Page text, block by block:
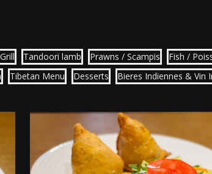
Tandoori lamb Prawns / Scampis
Fish /
Tibetan Menu Desserts
Bieres Indiennes & Vin